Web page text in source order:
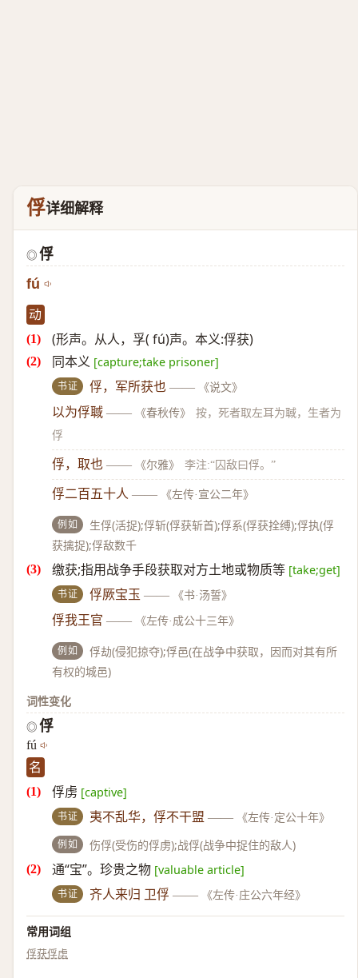
俘详细解释
◎ 俘
fú
动
(形声。从人，孚( fú)声。本义:俘获)
同本义 [capture;take prisoner]
书证 俘，军所获也 —— 《说文》
以为俘聝 —— 《春秋传》
按，死者取左耳为聝，生者为
俘
俘，取也 —— 《尔雅》 李注:“囚敌曰俘。”
俘二百五十人 —— 《左传·宣公二年》
例如
生俘(活捉);俘斩(俘获斩首);俘系(俘获拴缚);俘执(俘
获擒捉);俘敌数千
缴获;指用战争手段获取对方土地或物质等 [take;get]
书证 俘厥宝玉 —— 《书·汤誓》
俘我王官 —— 《左传·成公十三年》
例如
俘劫(侵犯掠夺);俘邑(在战争中获取，因而对其有所
有权的城邑)
词性变化
◎ 俘
fú
名
俘虏 [captive]
书证 夷不乱华，俘不干盟 —— 《左传·定公十年》
例如 伤俘(受伤的俘虏);战俘(战争中捉住的敌人)
通“宝”。珍贵之物 [valuable article]
书证 齐人来归 卫俘 —— 《左传·庄公六年经》
常用词组
俘获俘虏